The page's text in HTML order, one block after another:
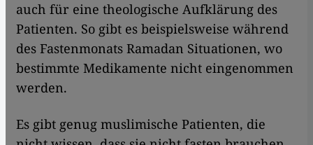
auch für eine theologische Aufklärung des
Patienten. So gibt es beispielsweise während
des Fastenmonats Ramadan Situationen, wo
bestimmte Medikamente nicht eingenommen
werden.
Es gibt genug muslimische Patienten, die